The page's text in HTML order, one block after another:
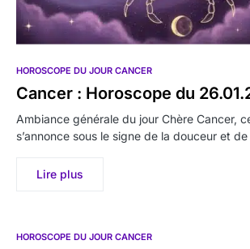
HOROSCOPE DU JOUR CANCER
Cancer : Horoscope du
Ambiance générale du jour Chère Cancer,
s’annonce sous le signe de la douceur et
Lire plus
HOROSCOPE DU JOUR CANCER